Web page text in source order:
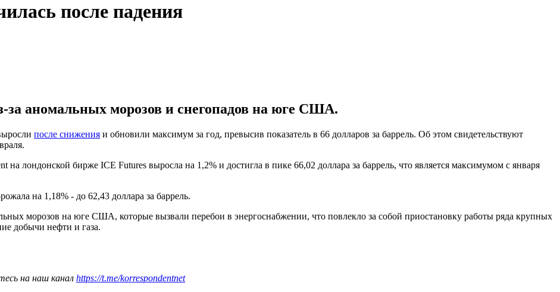
после падения
за аномальных морозов и снегопадов на юге США.
после снижения и обновили максимум за год, превысив показатель в 66 долларов за баррель. Об этом свидетельствуют
на лондонской бирже ICE Futures выросла на 1,2% и достигла в пике 66,02 доллара за баррель, что является максимумом с января
на 1,18% - до 62,43 доллара за баррель.
морозов на юге США, которые вызвали перебои в энергоснабжении, что повлекло за собой приостановку работы ряда крупных
добычи нефти и газа.
на наш канал https://t.me/korrespondentnet